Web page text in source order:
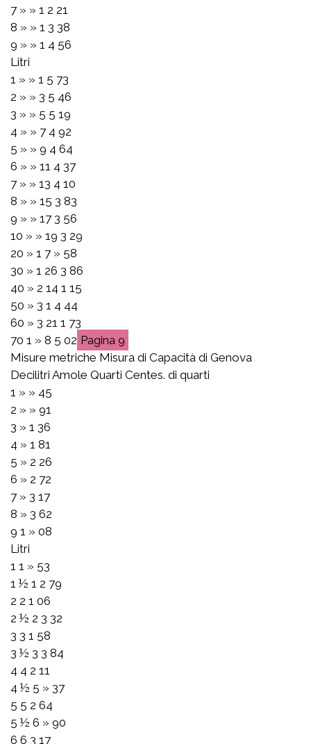
7 » » 1 2 21
8 » » 1 3 38
9 » » 1 4 56
Litri
1 » » 1 5 73
2 » » 3 5 46
3 » » 5 5 19
4 » » 7 4 92
5 » » 9 4 64
6 » » 11 4 37
7 » » 13 4 10
8 » » 15 3 83
9 » » 17 3 56
10 » » 19 3 29
20 » 1 7 » 58
30 » 1 26 3 86
40 » 2 14 1 15
50 » 3 1 4 44
60 » 3 21 1 73
70 1 » 8 5 02
9
Misure metriche Misura di Capacità di Genova
Decilitri Amole Quarti Centes. di quarti
1 » » 45
2 » » 91
3 » 1 36
4 » 1 81
5 » 2 26
6 » 2 72
7 » 3 17
8 » 3 62
9 1 » 08
Litri
1 1 » 53
1 ½ 1 2 79
2 2 1 06
2 ½ 2 3 32
3 3 1 58
3 ½ 3 3 84
4 4 2 11
4 ½ 5 » 37
5 5 2 64
5 ½ 6 » 90
6 6 3 17